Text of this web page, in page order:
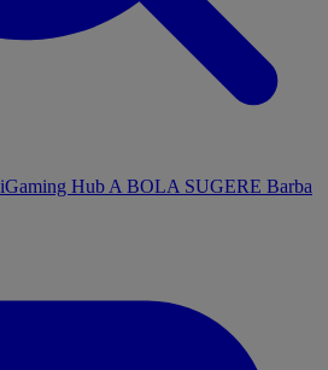
iGaming Hub A BOLA SUGERE Barba